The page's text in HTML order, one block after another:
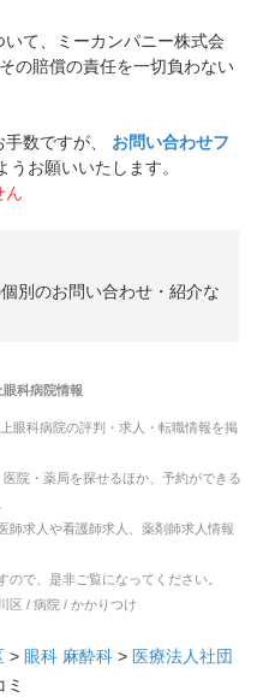
て、ミーカンパニー株式会
の賠償の責任を一切負わない
数ですが、
お問い合わせフ
お願いいたします。
ん
別のお問い合わせ・紹介な
眼科病院情報
眼科病院の評判・求人・転職情報を掲
院・薬局を探せるほか、予約ができる
師求人や看護師求人、薬剤師求人情報
で、是非ご覧になってください。
区 / 病院 / かかりつけ
> 眼科 麻酔科 > 医療法人社団
ミ